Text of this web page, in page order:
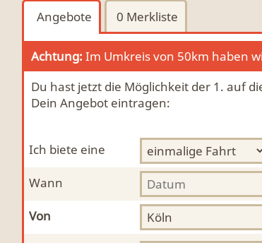
Angebote 0 Merkliste
Achtung: Im Umkreis von 50km haben
Du hast jetzt die Möglichkeit der 1. auf
Dein Angebot eintragen:
Ich biete eine
Wann
Von